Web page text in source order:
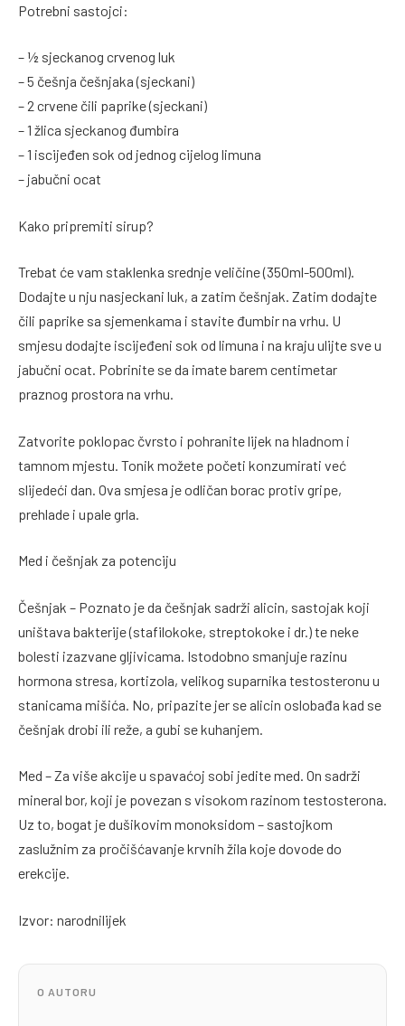
Potrebni sastojci:
– ½ sjeckanog crvenog luk
– 5 češnja češnjaka (sjeckani)
– 2 crvene čili paprike (sjeckani)
– 1 žlica sjeckanog đumbira
– 1 iscijeđen sok od jednog cijelog limuna
– jabučni ocat
Kako pripremiti sirup?
Trebat će vam staklenka srednje veličine (350ml-500ml).
Dodajte u nju nasjeckani luk, a zatim češnjak. Zatim dodajte
čili paprike sa sjemenkama i stavite đumbir na vrhu. U
smjesu dodajte iscijeđeni sok od limuna i na kraju ulijte sve u
jabučni ocat. Pobrinite se da imate barem centimetar
praznog prostora na vrhu.
Zatvorite poklopac čvrsto i pohranite lijek na hladnom i
tamnom mjestu. Tonik možete početi konzumirati već
slijedeći dan. Ova smjesa je odličan borac protiv gripe,
prehlade i upale grla.
Med i češnjak za potenciju
Češnjak – Poznato je da češnjak sadrži alicin, sastojak koji
uništava bakterije (stafilokoke, streptokoke i dr.) te neke
bolesti izazvane gljivicama. Istodobno smanjuje razinu
hormona stresa, kortizola, velikog suparnika testosteronu u
stanicama mišića. No, pripazite jer se alicin oslobađa kad se
češnjak drobi ili reže, a gubi se kuhanjem.
Med – Za više akcije u spavaćoj sobi jedite med. On sadrži
mineral bor, koji je povezan s visokom razinom testosterona.
Uz to, bogat je dušikovim monoksidom – sastojkom
zaslužnim za pročišćavanje krvnih žila koje dovode do
erekcije.
Izvor: narodnilijek
O AUTORU